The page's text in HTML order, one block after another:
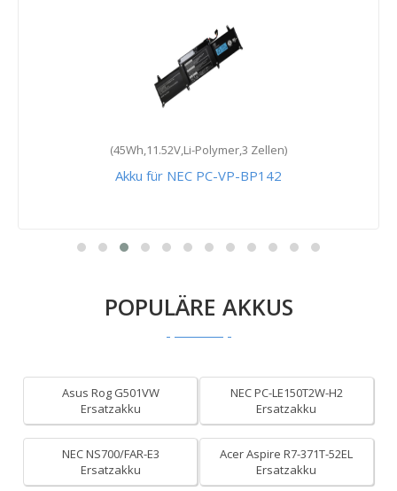
(45Wh,11.52V,Li-Polymer,3 Zellen)
Akku für NEC PC-VP-BP142
POPULÄRE AKKUS
Asus Rog G501VW
Ersatzakku
NEC PC-LE150T2W-H2
Ersatzakku
NEC NS700/FAR-E3
Ersatzakku
Acer Aspire R7-371T-52EL
Ersatzakku